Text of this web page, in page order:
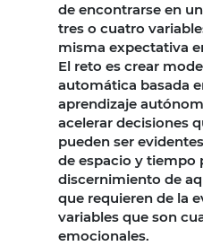
de encontrarse en
tres o cuatro
misma expectativa
El reto es crear
automática basada
aprendizaje
acelerar decisiones
pueden ser
de espacio y tiempo
discernimiento de
que requieren de la
variables que son
emocionales.